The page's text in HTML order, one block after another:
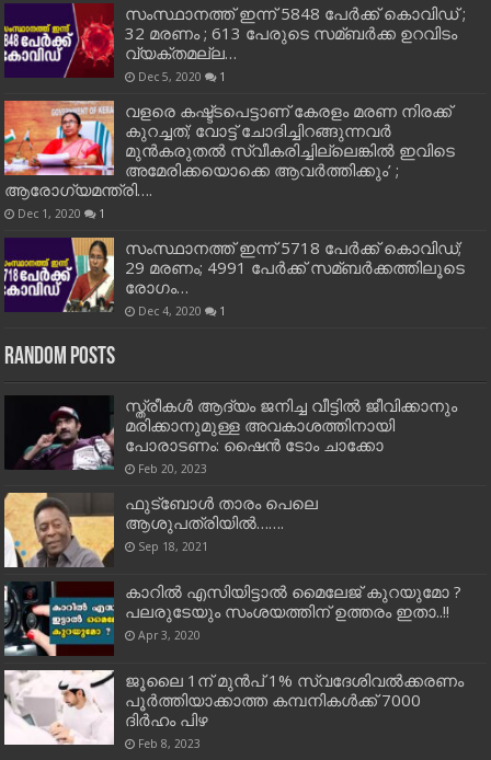
സംസ്ഥാനത്ത് ഇന്ന് 5848 പേര്‍ക്ക് കൊവി‌ഡ് ;
32 മരണം ; 613 പേരുടെ സമ്ബര്‍ക്ക ഉറവിടം
വ്യക്തമല്ല…
Dec 5, 2020 1
വളരെ കഷ്ട്ടപെട്ടാണ് കേരളം മരണ നിരക്ക്
കുറച്ചത്; വോട്ട് ചോദിച്ചിറങ്ങുന്നവർ
മുൻകരുതൽ സ്വീകരിച്ചില്ലെങ്കിൽ ഇവിടെ
അമേരിക്കയൊക്കെ ആവർത്തിക്കും’ ;
ആരോഗ്യമന്ത്രി….
Dec 1, 2020 1
സംസ്ഥാനത്ത് ഇന്ന് 5718 പേര്‍ക്ക് കൊവിഡ്;
29 മരണം; 4991 പേര്‍ക്ക് സമ്ബര്‍ക്കത്തിലൂടെ
രോഗം…
Dec 4, 2020 1
Random Posts
സ്ത്രീകൾ ആദ്യം ജനിച്ച വീട്ടിൽ ജീവിക്കാനും
മരിക്കാനുമുള്ള അവകാശത്തിനായി
പോരാടണം: ഷൈൻ ടോം ചാക്കോ
Feb 20, 2023
ഫുട്‌ബോള്‍ താരം പെലെ
ആശുപത്രിയില്‍…….
Sep 18, 2021
കാറില്‍ എസിയിട്ടാൽ മൈലേജ് കുറയുമോ ?
പലരുടേയും സംശയത്തിന് ഉത്തരം ഇതാ..!!
Apr 3, 2020
ജൂലൈ 1ന് മുൻപ് 1% സ്വദേശിവൽക്കരണം
പൂർത്തിയാക്കാത്ത കമ്പനികൾക്ക് 7000
ദിർഹം പിഴ
Feb 8, 2023